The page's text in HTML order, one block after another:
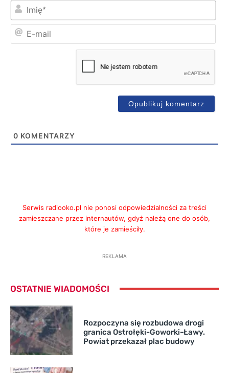
0 KOMENTARZY
Serwis radiooko.pl nie ponosi odpowiedzialności za treści
zamieszczane przez internautów, gdyż należą one do osób,
które je zamieściły.
REKLAMA
OSTATNIE WIADOMOŚCI
Rozpoczyna się rozbudowa drogi
granica Ostrołęki-Goworki-Ławy.
Powiat przekazał plac budowy